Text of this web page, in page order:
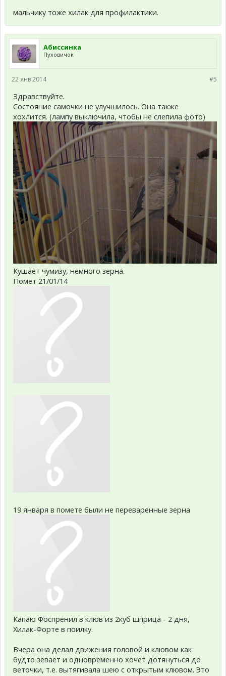
мальчику тоже хилак для профилактики.
Абиссинка
Пуховичок
#5
22 янв 2014
Здравствуйте.
Состояние самочки не улучшилось. Она также
хохлится. (лампу выключила, чтобы не слепила фото)
Кушает чумизу, немного зерна.
Помет 21/01/14
19 января в помете были не переваренные зерна
Капаю Фоспренил в клюв из 2куб шприца - 2 дня,
Хилак-Форте в поилку.
Вчера она делал движения головой и клювом как
будто зевает и одновременно хочет дотянуться до
веточки, т.е. вытягивала шею с открытым клювом. Это